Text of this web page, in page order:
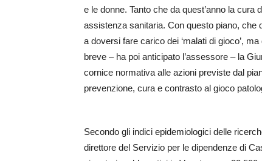
e le donne. Tanto che da quest’anno la
assistenza sanitaria. Con questo piano,
a doversi fare carico dei ‘malati di gioco’,
breve – ha poi anticipato l’assessore – la
cornice normativa alle azioni previste dal
prevenzione, cura e contrasto al gioco
Secondo gli indici epidemiologici delle
direttore del Servizio per le dipendenze di